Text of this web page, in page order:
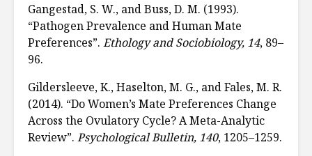
Gangestad, S. W., and Buss, D. M. (1993).
“Pathogen Prevalence and Human Mate
Preferences”. Ethology and Sociobiology, 14, 89–
96.
Gildersleeve, K., Haselton, M. G., and Fales, M. R.
(2014). “Do Women’s Mate Preferences Change
Across the Ovulatory Cycle? A Meta-Analytic
Review”. Psychological Bulletin, 140, 1205–1259.